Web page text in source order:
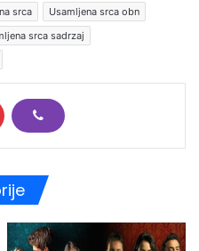
srca
Usamljena srca obn
srca sadrzaj